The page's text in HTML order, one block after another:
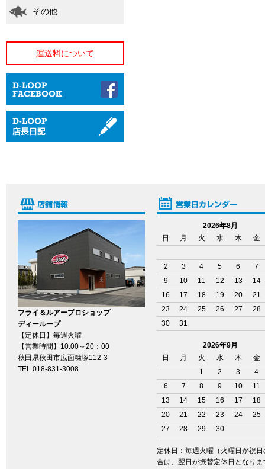
その他
運送料について
フライ＆ルアープロショップ
ディーループ
【定休日】毎週火曜
【営業時間】10:00～20：00
秋田県秋田市広面糠塚112-3
TEL.018-831-3008
2026年8月
日
月 火 水 木 金
2 3 4 5 6
7
9
10 11 12 13
14
16
17 18 19 20
21
23
24 25 26 27
28
30
31
2026年9月
日
月 火 水 木
金
1
2 3
4
6
7 8 9 10
11
13
14 15 16 17
18
20
21 22 23 24
25
27
28 29 30
定休日：毎週火曜（火曜日が祝日
合は、翌日が振替定休日となりま